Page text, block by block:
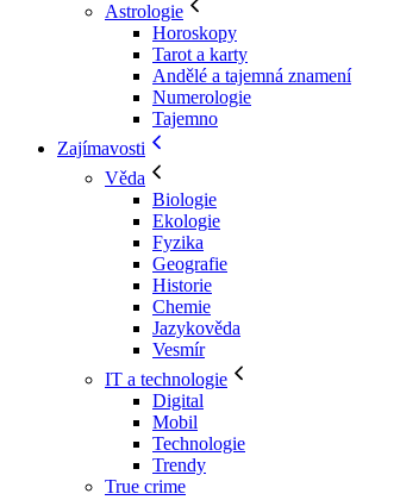
Astrologie
Horoskopy
Tarot a karty
Andělé a tajemná znamení
Numerologie
Tajemno
Zajímavosti
Věda
Biologie
Ekologie
Fyzika
Geografie
Historie
Chemie
Jazykověda
Vesmír
IT a technologie
Digital
Mobil
Technologie
Trendy
True crime